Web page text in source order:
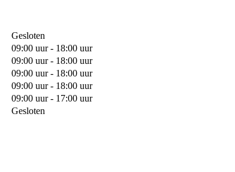
Gesloten
09:00 uur - 18:00 uur
09:00 uur - 18:00 uur
09:00 uur - 18:00 uur
09:00 uur - 18:00 uur
09:00 uur - 17:00 uur
Gesloten